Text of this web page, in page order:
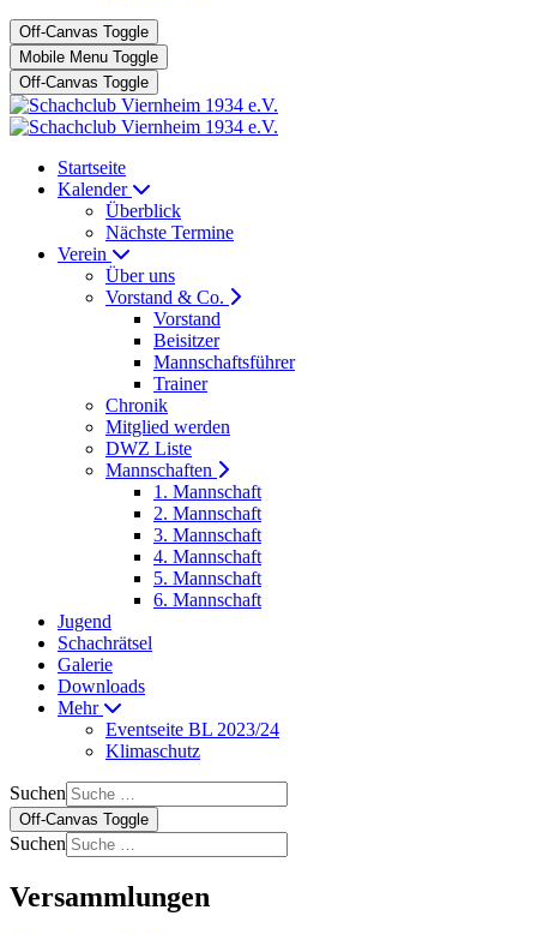
Off-Canvas Toggle
Mobile Menu Toggle
Off-Canvas Toggle
Startseite
Kalender
Überblick
Nächste Termine
Verein
Über uns
Vorstand & Co.
Vorstand
Beisitzer
Mannschaftsführer
Trainer
Chronik
Mitglied werden
DWZ Liste
Mannschaften
1. Mannschaft
2. Mannschaft
3. Mannschaft
4. Mannschaft
5. Mannschaft
6. Mannschaft
Jugend
Schachrätsel
Galerie
Downloads
Mehr
Eventseite BL 2023/24
Klimaschutz
Suchen
Off-Canvas Toggle
Suchen
Versammlungen